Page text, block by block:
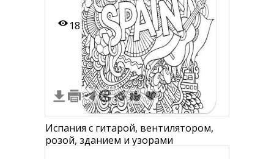
18
Испания с гитарой, вентилятором,
розой, зданием и узорами